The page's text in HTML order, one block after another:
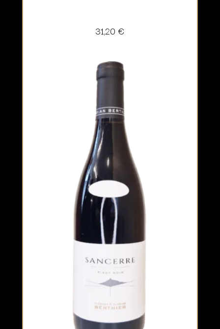
31,20 €